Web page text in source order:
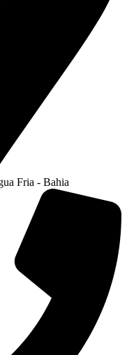
Fria - Bahia